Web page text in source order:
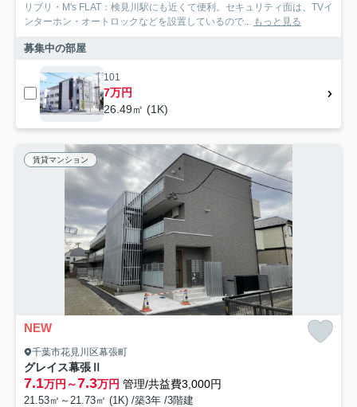
リブリ・M's FLAT：検見川駅にも近くて便利。セキュリティ面は、TVイ
ンターホン・オートロックなどを設置しているので...
もっと見る
募集中の部屋
101
7万円
26.49㎡ (1K)
賃貸マンション
NEW
千葉市花見川区幕張町
グレイス幕張Ⅱ
7.1万円～7.3万円 管理/共益費3,000円
21.53㎡～21.73㎡ (1K) /築3年 /3階建